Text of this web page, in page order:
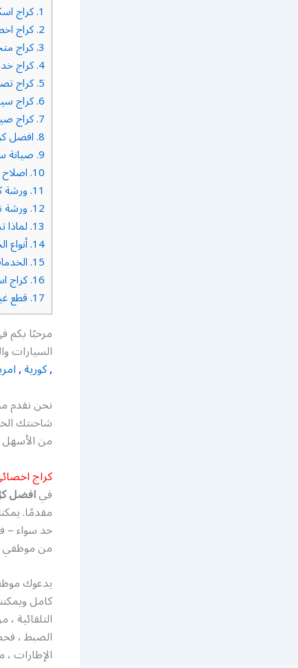
1. كراج
2. كراج
3. كراج
4. كراج
5. كراج
6. كراج
7. كراج
8. افضل
9. صيانة
10.
11. ورشة
12. ورشة
13. لماذا
14.
15.
16. كراج
17. قطع
مرحبًا بكم
السيارات
,كورية,
نحن نقدم
شاحنتك
من
كراج
فيافضل
مقدمًا.
حد سواء –
من موظفي
يدعوك
كامل
التلقائية
الضبط ،
الإطارات